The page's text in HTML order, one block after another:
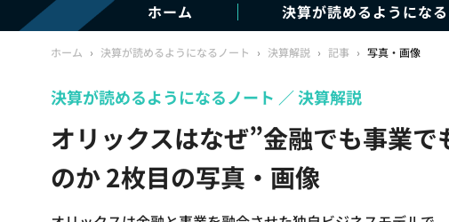
ホーム 決算が読めるようにな
ホーム › 決算が読めるようになるノート › 決算解説 › 記事 › 写真・画像
オリックスはなぜ”金融でも事業
のか 2枚目の写真・画像
決算が読めるようになるノート 決算解説